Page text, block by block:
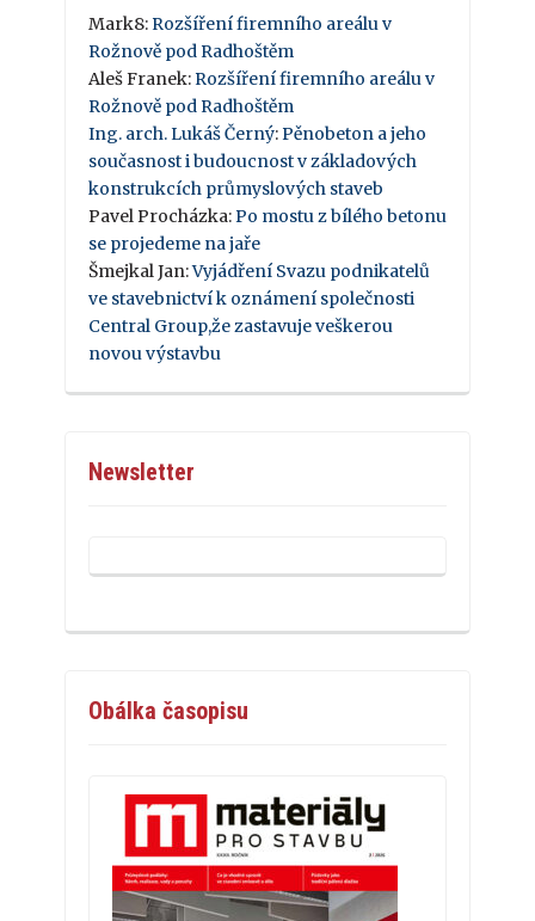
Mark8: Rozšíření firemního areálu v
Rožnově pod Radhoštěm
Aleš Franek: Rozšíření firemního areálu v
Rožnově pod Radhoštěm
Ing. arch. Lukáš Černý: Pěnobeton a jeho
současnost i budoucnost v základových
konstrukcích průmyslových staveb
Pavel Procházka: Po mostu z bílého betonu
se projedeme na jaře
Šmejkal Jan:Vyjádření Svazu podnikatelů
ve stavebnictví k oznámení společnosti
Central Group,že zastavuje veškerou
novou výstavbu
Newsletter
Obálka časopisu